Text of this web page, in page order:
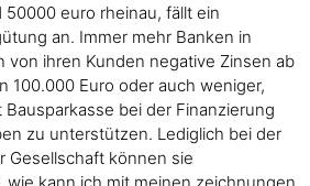
euro rheinau, fällt ein
an. Immer mehr Banken in
von ihren Kunden negative Zinsen ab
100.000 Euro oder auch weniger,
bei der Finanzierung
zu unterstützen. Lediglich bei der
Gesellschaft können sie